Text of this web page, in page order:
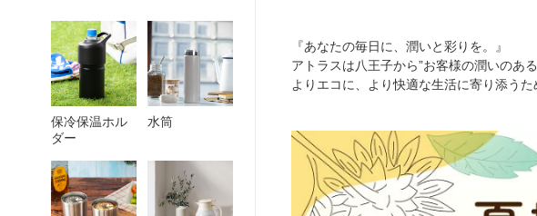
保冷保温ホル
ダー
水筒
『あなたの毎日に、潤いと彩りを。』
アトラスは八王子から”お客様の潤いのあ
よりエコに、より快適な生活に寄り添う